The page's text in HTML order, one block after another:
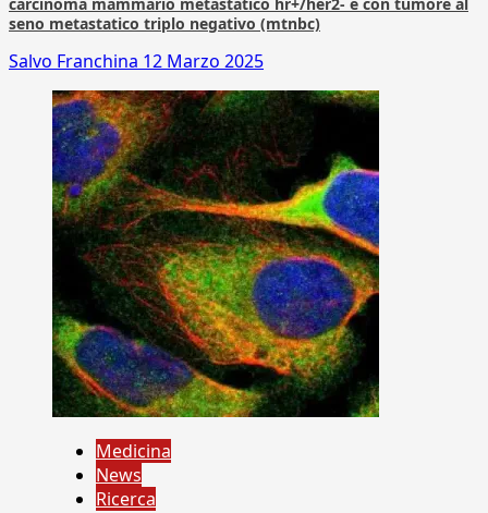
carcinoma mammario metastatico hr+/her2- e con tumore al
seno metastatico triplo negativo (mtnbc)
Salvo Franchina 12 Marzo 2025
Medicina
News
Ricerca